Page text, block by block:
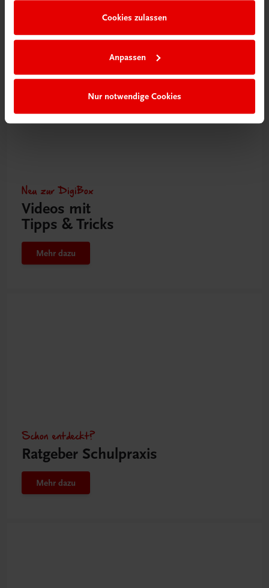
Cookies zulassen
Anpassen
Nur notwendige Cookies
Neu zur DigiBox
Videos mit
Tipps & Tricks
Mehr dazu
Schon entdeckt?
Ratgeber Schulpraxis
Mehr dazu